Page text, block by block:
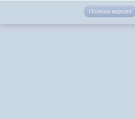
Полная версия